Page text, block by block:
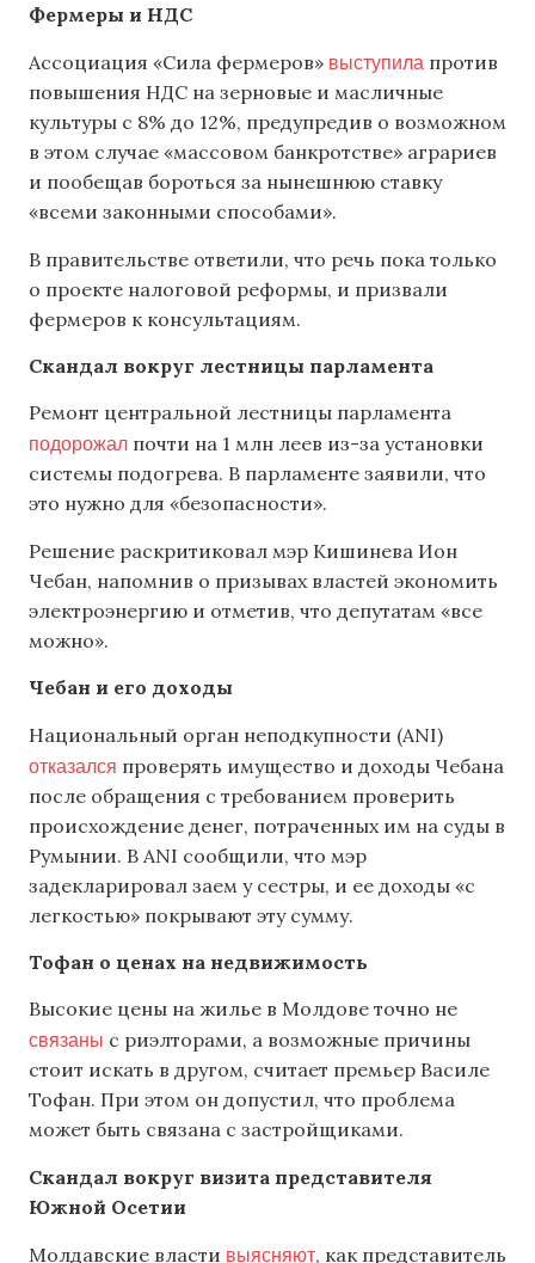
Фермеры и НДС
Ассоциация «Сила фермеров» выступила против
повышения НДС на зерновые и масличные
культуры с 8% до 12%, предупредив о возможном
в этом случае «массовом банкротстве» аграриев
и пообещав бороться за нынешнюю ставку
«всеми законными способами».
В правительстве ответили, что речь пока только
о проекте налоговой реформы, и призвали
фермеров к консультациям.
Скандал вокруг лестницы парламента
Ремонт центральной лестницы парламента
подорожал почти на 1 млн леев из-за установки
системы подогрева. В парламенте заявили, что
это нужно для «безопасности».
Решение раскритиковал мэр Кишинева Ион
Чебан, напомнив о призывах властей экономить
электроэнергию и отметив, что депутатам «все
можно».
Чебан и его доходы
Национальный орган неподкупности (ANI)
отказался проверять имущество и доходы Чебана
после обращения с требованием проверить
происхождение денег, потраченных им на суды в
Румынии. В ANI сообщили, что мэр
задекларировал заем у сестры, и ее доходы «с
легкостью» покрывают эту сумму.
Тофан о ценах на недвижимость
Высокие цены на жилье в Молдове точно не
связаны с риэлторами, а возможные причины
стоит искать в другом, считает премьер Василе
Тофан. При этом он допустил, что проблема
может быть связана с застройщиками.
Скандал вокруг визита представителя
Южной Осетии
Молдавские власти выясняют, как представитель